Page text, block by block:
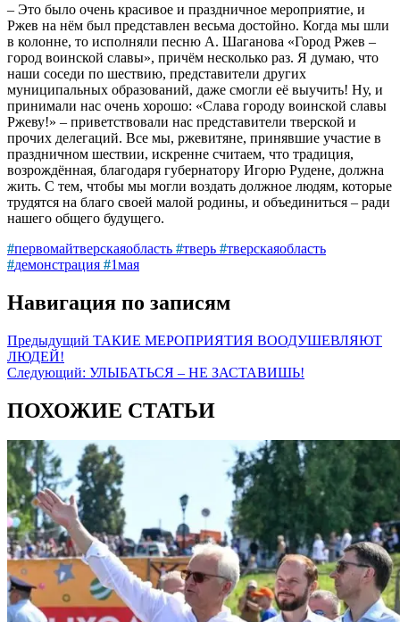
– Это было очень красивое и праздничное мероприятие, и
Ржев на нём был представлен весьма достойно. Когда мы шли
в колонне, то исполняли песню А. Шаганова «Город Ржев –
город воинской славы», причём несколько раз. Я думаю, что
наши соседи по шествию, представители других
муниципальных образований, даже смогли её выучить! Ну, и
принимали нас очень хорошо: «Слава городу воинской славы
Ржеву!» – приветствовали нас представители тверской и
прочих делегаций. Все мы, ржевитяне, принявшие участие в
праздничном шествии, искренне считаем, что традиция,
возрождённая, благодаря губернатору Игорю Рудене, должна
жить. С тем, чтобы мы могли воздать должное людям, которые
трудятся на благо своей малой родины, и объединиться – ради
нашего общего будущего.
#первомайтверскаяобласть #тверь #тверскаяобласть
#демонстрация #1мая
Навигация по записям
Предыдущий ТАКИЕ МЕРОПРИЯТИЯ ВООДУШЕВЛЯЮТ
ЛЮДЕЙ!
Следующий: УЛЫБАТЬСЯ – НЕ ЗАСТАВИШЬ!
ПОХОЖИЕ СТАТЬИ